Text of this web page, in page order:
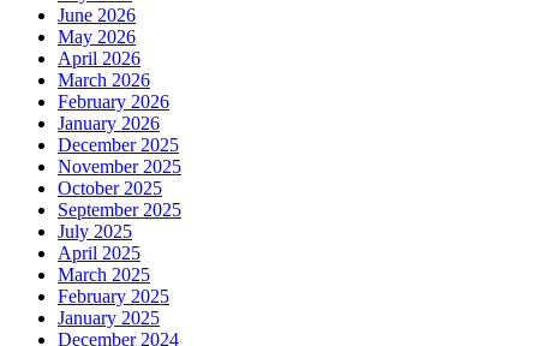
June 2026
May 2026
April 2026
March 2026
February 2026
January 2026
December 2025
November 2025
October 2025
September 2025
July 2025
April 2025
March 2025
February 2025
January 2025
December 2024